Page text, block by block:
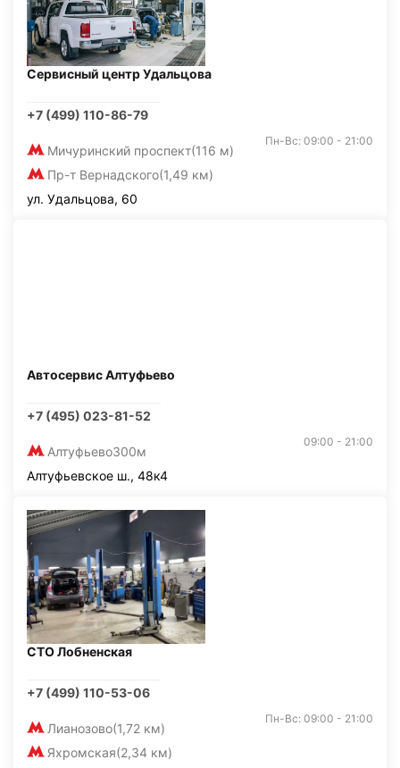
Сервисный центр Удальцова
+7 (499) 110-86-79
Мичуринский проспект(116 м)
Пр-т Вернадского(1,49 км)
Пн-Вс: 09:00 - 21:00
ул. Удальцова, 60
Автосервис Алтуфьево
+7 (495) 023-81-52
Алтуфьево300м
09:00 - 21:00
Алтуфьевское ш., 48к4
СТО Лобненская
+7 (499) 110-53-06
Лианозово(1,72 км)
Яхромская(2,34 км)
Пн-Вс: 09:00 - 21:00